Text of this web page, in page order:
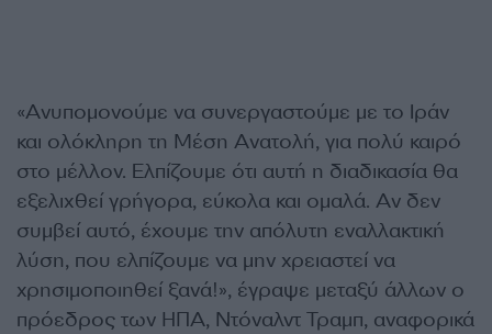
«Ανυπομονούμε να συνεργαστούμε με το Ιράν
και ολόκληρη τη Μέση Ανατολή, για πολύ καιρό
στο μέλλον. Ελπίζουμε ότι αυτή η διαδικασία θα
εξελιχθεί γρήγορα, εύκολα και ομαλά. Αν δεν
συμβεί αυτό, έχουμε την απόλυτη εναλλακτική
λύση, που ελπίζουμε να μην χρειαστεί να
χρησιμοποιηθεί ξανά!», έγραψε μεταξύ άλλων ο
πρόεδρος των ΗΠΑ, Ντόναλντ Τραμπ, αναφορικά